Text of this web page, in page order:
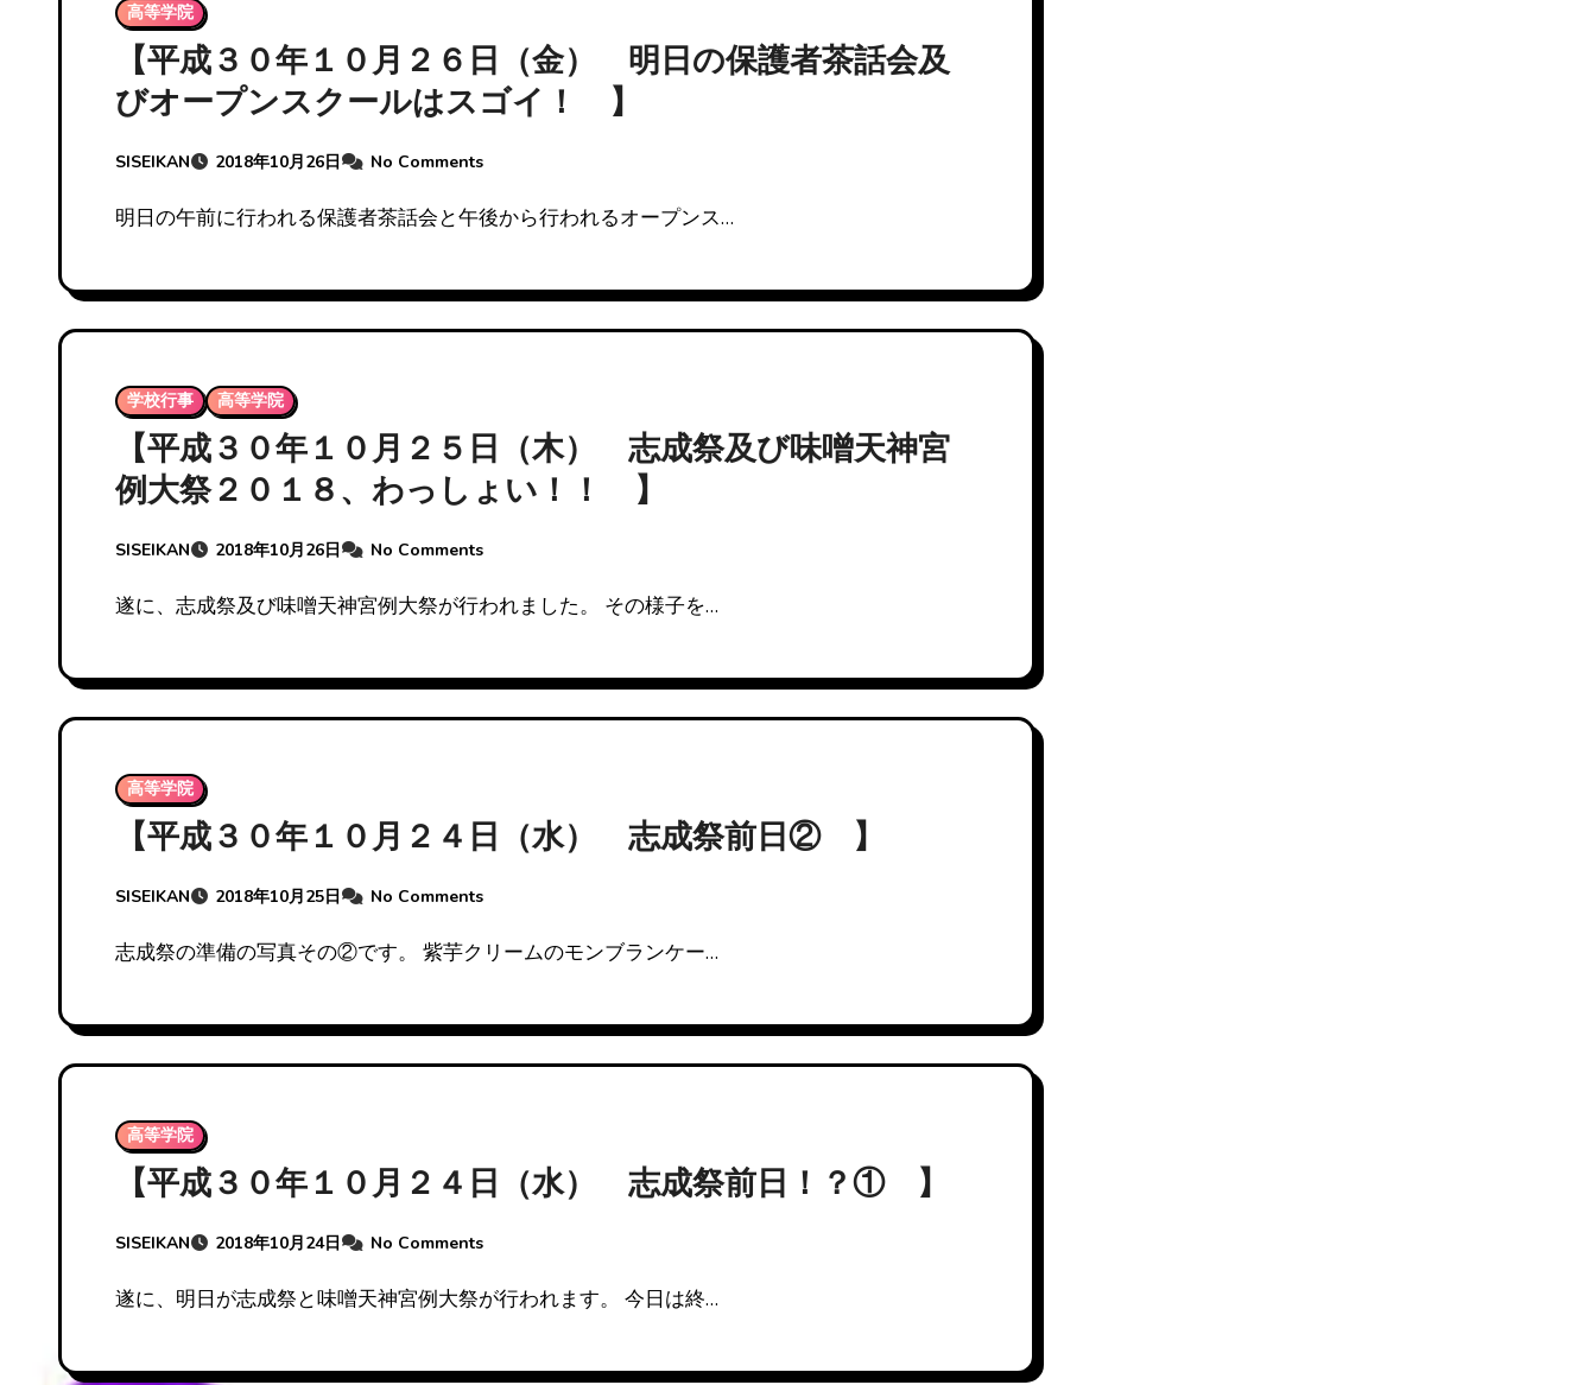
高等学院
【平成３０年１０月２６日（金） 明日の保護者茶話会及
びオープンスクールはスゴイ！ 】
SISEIKAN 2018年10月26日 No Comments
明日の午前に行われる保護者茶話会と午後から行われるオープンス…
学校行事 高等学院
【平成３０年１０月２５日（木） 志成祭及び味噌天神宮
例大祭２０１８、わっしょい！！ 】
SISEIKAN 2018年10月26日 No Comments
遂に、志成祭及び味噌天神宮例大祭が行われました。 その様子を…
高等学院
【平成３０年１０月２４日（水） 志成祭前日② 】
SISEIKAN 2018年10月25日 No Comments
志成祭の準備の写真その②です。 紫芋クリームのモンブランケー…
高等学院
【平成３０年１０月２４日（水） 志成祭前日！？① 】
SISEIKAN 2018年10月24日 No Comments
遂に、明日が志成祭と味噌天神宮例大祭が行われます。 今日は終…